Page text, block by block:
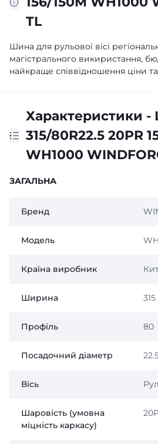
TL
Шина для рульової вісі
магістрального викиристання,
найкраще співвідношення ціни
Характеристики
315/80R22.5 20PR
WH1000
ЗАГАЛЬНА
Бренд
Модель
Країна виробник
Ширина 315
Профіль 80
Посадочний діаметр
Вісь
Шаровість (умовна
міцність каркасу)